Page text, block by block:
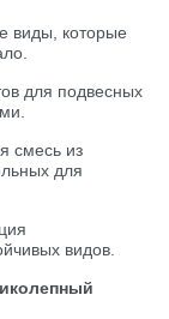
виды, которые
для подвесных
смесь из
для
видов.